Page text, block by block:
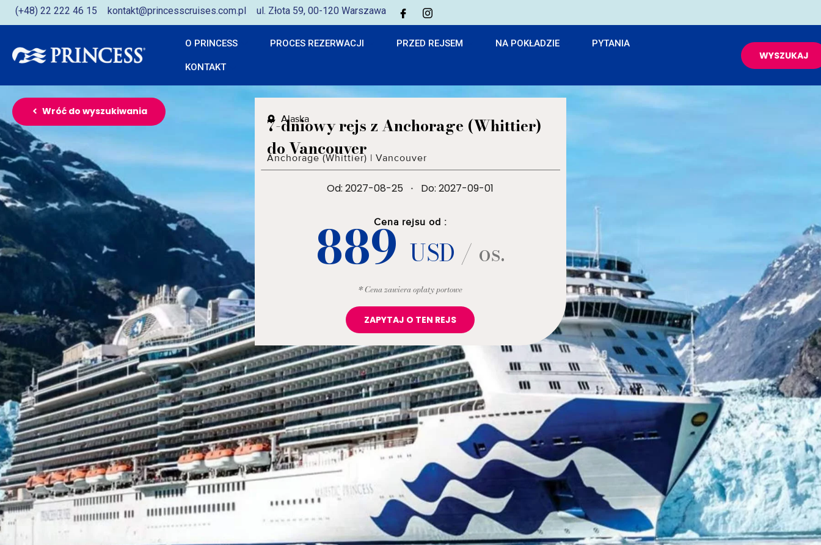
(+48) 22 222 46 15 kontakt@princesscruises.com.pl ul. Złota 59, 00-120 Warszawa
O PRINCESS PROCES REZERWACJI PRZED REJSEM NA POKŁADZIE PYTANIA
KONTAKT
WYSZUKAJ
Wróć do wyszukiwania
Alaska
7-dniowy rejs z Anchorage (Whittier)
do Vancouver
Anchorage (Whittier) |Vancouver
Od: 2027-08-25 · Do: 2027-09-01
Cena rejsu od :
889USD / os.
* Cena zawiera opłaty portowe
ZAPYTAJ O TEN REJS